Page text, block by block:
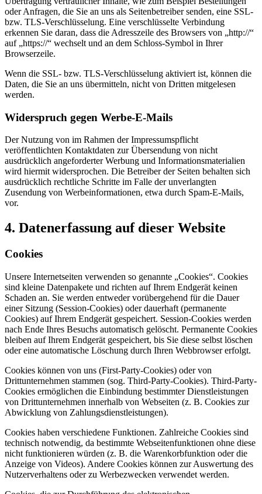
oder Anfragen, die Sie an uns als Seitenbetreiber senden, eine SSL-
bzw. TLS-Verschlüsselung. Eine verschlüsselte Verbindung
erkennen Sie daran, dass die Adresszeile des Browsers von „http://“
auf „https://“ wechselt und an dem Schloss-Symbol in Ihrer
Browserzeile.
Wenn die SSL- bzw. TLS-Verschlüsselung aktiviert ist, können die
Daten, die Sie an uns übermitteln, nicht von Dritten mitgelesen
werden.
Widerspruch gegen Werbe-E-Mails
Der Nutzung von im Rahmen der Impressumspflicht
veröffentlichten Kontaktdaten zur Übersendung von nicht
ausdrücklich angeforderter Werbung und Informationsmaterialien
wird hiermit widersprochen. Die Betreiber der Seiten behalten sich
ausdrücklich rechtliche Schritte im Falle der unverlangten
Zusendung von Werbeinformationen, etwa durch Spam-E-Mails,
vor.
4. Datenerfassung auf dieser Website
Cookies
Unsere Internetseiten verwenden so genannte „Cookies“. Cookies
sind kleine Datenpakete und richten auf Ihrem Endgerät keinen
Schaden an. Sie werden entweder vorübergehend für die Dauer
einer Sitzung (Session-Cookies) oder dauerhaft (permanente
Cookies) auf Ihrem Endgerät gespeichert. Session-Cookies werden
nach Ende Ihres Besuchs automatisch gelöscht. Permanente Cookies
bleiben auf Ihrem Endgerät gespeichert, bis Sie diese selbst löschen
oder eine automatische Löschung durch Ihren Webbrowser erfolgt.
Cookies können von uns (First-Party-Cookies) oder von
Drittunternehmen stammen (sog. Third-Party-Cookies). Third-Party-
Cookies ermöglichen die Einbindung bestimmter Dienstleistungen
von Drittunternehmen innerhalb von Webseiten (z. B. Cookies zur
Abwicklung von Zahlungsdienstleistungen).
Cookies haben verschiedene Funktionen. Zahlreiche Cookies sind
technisch notwendig, da bestimmte Webseitenfunktionen ohne diese
nicht funktionieren würden (z. B. die Warenkorbfunktion oder die
Anzeige von Videos). Andere Cookies können zur Auswertung des
Nutzerverhaltens oder zu Werbezwecken verwendet werden.